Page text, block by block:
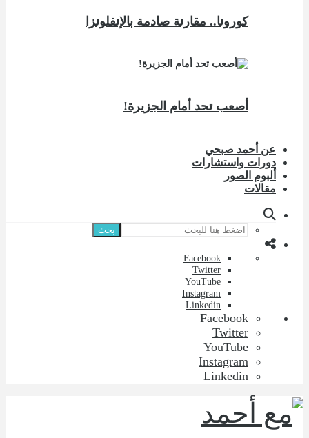
كورونا.. مقارنة صادمة بالإنفلونزا
أصعب تحد أمام الجزيرة!
عن أحمد صبحي
دورات واستشارات
ألبوم الصور
مقالات
بحث
Facebook
Twitter
YouTube
Instagram
Linkedin
Facebook
Twitter
YouTube
Instagram
Linkedin